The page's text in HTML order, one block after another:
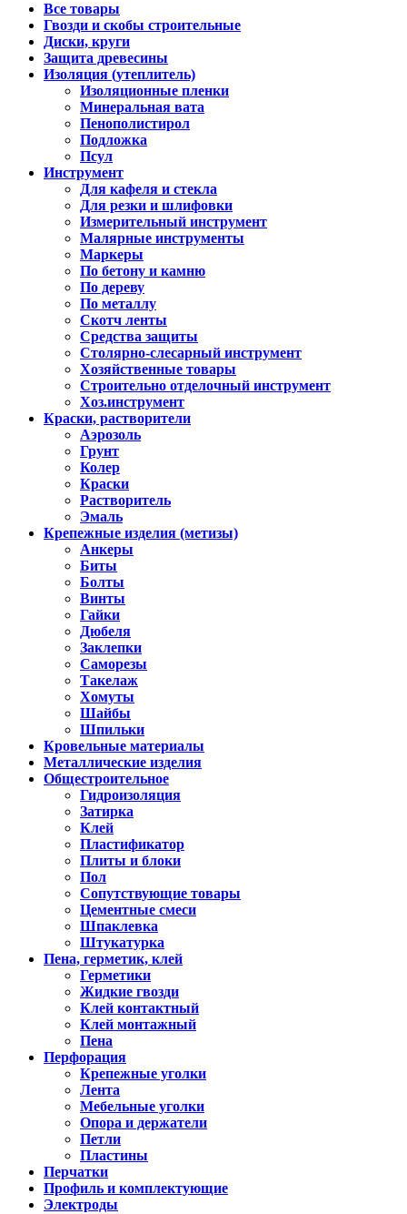
Все товары
Гвозди и скобы строительные
Диски, круги
Защита древесины
Изоляция (утеплитель)
Изоляционные пленки
Минеральная вата
Пенополистирол
Подложка
Псул
Инструмент
Для кафеля и стекла
Для резки и шлифовки
Измерительный инструмент
Малярные инструменты
Маркеры
По бетону и камню
По дереву
По металлу
Скотч ленты
Средства защиты
Столярно-слесарный инструмент
Хозяйственные товары
Строительно отделочный инструмент
Хоз.инструмент
Краски, растворители
Аэрозоль
Грунт
Колер
Краски
Растворитель
Эмаль
Крепежные изделия (метизы)
Анкеры
Биты
Болты
Винты
Гайки
Дюбеля
Заклепки
Саморезы
Такелаж
Хомуты
Шайбы
Шпильки
Кровельные материалы
Металлические изделия
Общестроительное
Гидроизоляция
Затирка
Клей
Пластификатор
Плиты и блоки
Пол
Сопутствующие товары
Цементные смеси
Шпаклевка
Штукатурка
Пена, герметик, клей
Герметики
Жидкие гвозди
Клей контактный
Клей монтажный
Пена
Перфорация
Крепежные уголки
Лента
Мебельные уголки
Опора и держатели
Петли
Пластины
Перчатки
Профиль и комплектующие
Электроды